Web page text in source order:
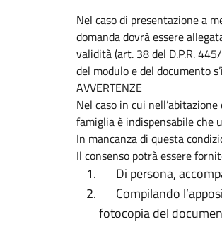
Nel caso di presentazione a
domanda dovrà essere
validità (art. 38 del D.P.R.
del modulo e del documento
AVVERTENZE
Nel caso in cui
famiglia è indispensabile che
In mancanza di questa
Il consenso potrà essere
Di persona,
Compilando
fotocopia del